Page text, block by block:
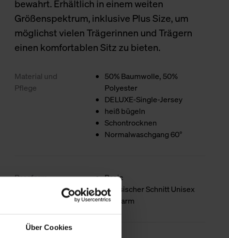
Über Cookies
bewahrt. Erhältlich in einem weiten
Größenspektrum, inklusive Plus Size, um
möglichst vielen Trägerinnen und Trägern
einen komfortablen Sitz zu bieten.
Material und
Pflege
50% Baumwolle, 50%
Polyester
DELUXE-Single-Jersey
heiß bügeln
Schontrocknen
Normalwaschgang 60°
Passform
Basic
Klassischer Schnitt Unisex
Halbarm